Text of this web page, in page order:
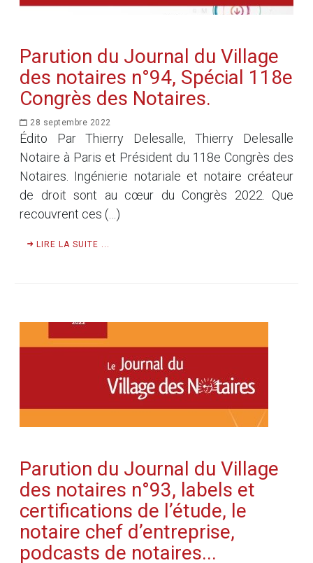
Parution du Journal du Village
des notaires n°94, Spécial 118e
Congrès des Notaires.
28 septembre 2022
Édito Par Thierry Delesalle, Thierry Delesalle
Notaire à Paris et Président du 118e Congrès des
Notaires. Ingénierie notariale et notaire créateur
de droit sont au cœur du Congrès 2022. Que
recouvrent ces (…)
LIRE LA SUITE ...
Parution du Journal du Village
des notaires n°93, labels et
certifications de l’étude, le
notaire chef d’entreprise,
podcasts de notaires...